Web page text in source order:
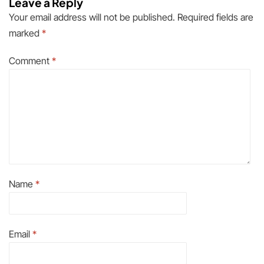
Your email address will not be published. Required fields are
marked *
Comment *
Name *
Email *